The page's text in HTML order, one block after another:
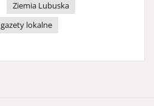
Ziemia Lubuska
gazety lokalne